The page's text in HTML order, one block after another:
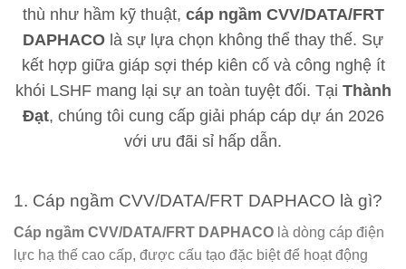
thù như hầm kỹ thuật, cáp ngầm CVV/DATA/FRT
DAPHACO là sự lựa chọn không thể thay thế. Sự
kết hợp giữa giáp sợi thép kiên cố và công nghệ ít
khói LSHF mang lại sự an toàn tuyệt đối. Tại Thành
Đạt, chúng tôi cung cấp giải pháp cáp dự án 2026
với ưu đãi sỉ hấp dẫn.
1. Cáp ngầm CVV/DATA/FRT DAPHACO là gì?
Cáp ngầm CVV/DATA/FRT DAPHACO là dòng cáp điện
lực hạ thế cao cấp, được cấu tạo đặc biệt để hoạt động